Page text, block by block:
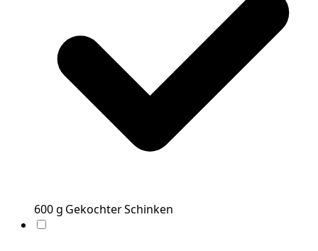
600g Gekochter Schinken